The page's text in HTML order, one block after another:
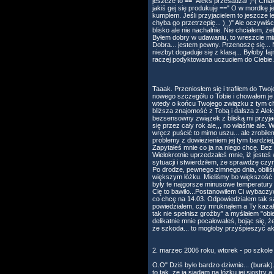
jakiś gej się produkuję ==" O w mordkę
kumplem. Jeśli przyjacielem to jeszcze
chyba go przetrzepię... )_)" Ale
blisko ale nie nachalnie. Nie chciałem,
Byłem dobry w udawaniu, to wreszcie
Dobra... jestem pewny. Przenoszę się...
niezbyt dogaduje się z klasą... Byłoby
raczej podyktowana uczuciem do
Taaak. Przeniosłem się i trafiłem do
nowego szczegółu o Tobie i chowałem
wtedy o końcu Twojego związku z tym
bliższa znajomość z Tobą i dalsza z
bezsensowny związek z bliską mi
się przez cały rok ale,,, no właśnie ale.
wręcz puścić to mimo uszu... ale
problemy z dowiezieniem jej tym
Zapytałeś mnie co ja na niego chcę.
Wielokrotnie uprzedzałeś mnie, iż
sytuacji i stwierdziłem, że sprawdzę
Po drodze, pewnego zimnego dnia,
większym łóżku. Mieliśmy bo
były te najgorsze minusowe
Cię to bawiło...Postanowiłem Ci
co chcę na 14.03. Odpowiedziałem tak
powiedziałem, czy mruknąłem a Ty
tak nie spełnisz groźby" a myślałem
delikatnie mnie pocałowałeś, bojąc się,
że szkoda... to mogłoby przyśpieszyć
2. marzec 2006 roku, wtorek - po szkole
O.O" Dziś było bardzo dziwnie...
to tak, że ja siadam na łóżku jej siostry